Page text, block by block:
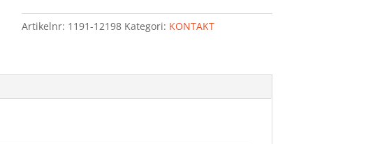
PLAST
Artikelnr: 1191-12198 Kategori: KONTAKT